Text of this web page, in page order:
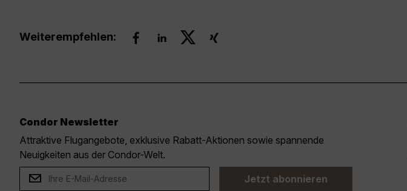
Weiterempfehlen:
Condor Newsletter
Attraktive Flugangebote, exklusive Rabatt-Aktionen sowie spannende
Neuigkeiten aus der Condor-Welt.
Jetzt abonnieren